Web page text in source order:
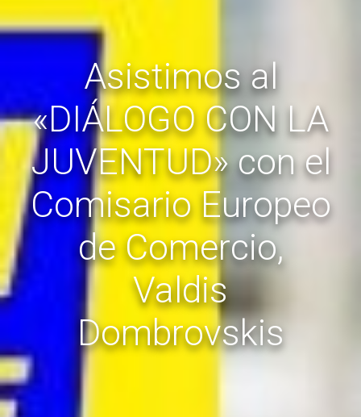
Asistimos al
«DIÁLOGO CON LA
JUVENTUD» con el
Comisario Europeo
de Comercio,
Valdis
Dombrovskis